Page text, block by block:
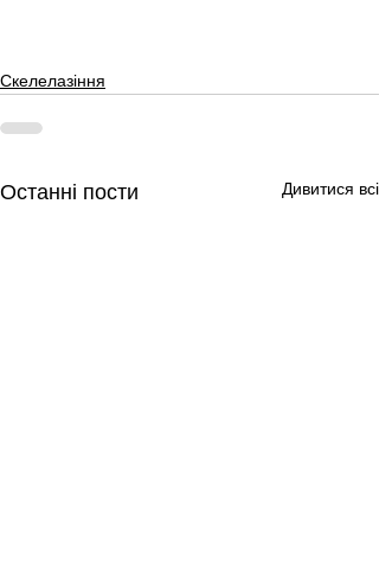
Скелелазіння
Останні пости Дивитися всі